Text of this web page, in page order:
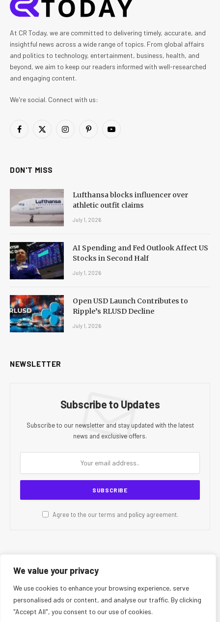
We value your privacy
We use cookies to enhance your browsing experience, serve
personalised ads or content, and analyse our traffic. By clicking
"Accept All", you consent to our use of cookies.
At CR Today, we are committed to delivering timely, accurate, and
insightful news across a wide range of topics. From global affairs
and politics to technology, entertainment, business, health, and
beyond, we aim to keep our readers informed with well-researched
and engaging content.
We're social. Connect with us:
Facebook
X
InstagramPinterestYouTube
DON'T MISS
Lufthansa blocks influencer over
athletic outfit claims
July 1, 2026
AI Spending and Fed Outlook Affect US
Stocks in Second Half
July 1, 2026
Open USD Launch Contributes to
Ripple’s RLUSD Decline
July 1, 2026
NEWSLETTER
Subscribe to Updates
Subscribe to our newsletter and stay updated with the latest
news and exclusive offers.
Agree to the our terms and policyagreement.
About Us Editorial Team Contact Us
Privacy Policy
Terms and Conditions
Disclaimer Editorial Policy